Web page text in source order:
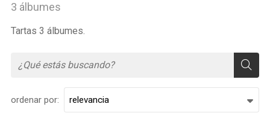
3 álbumes
Tartas 3 álbumes.
ordenar por: